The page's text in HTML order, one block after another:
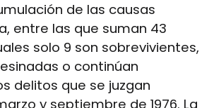
de las causas
entre las que suman 43
solo 9 son sobrevivientes,
o continúan
delitos que se juzgan
y septiembre de 1976. La